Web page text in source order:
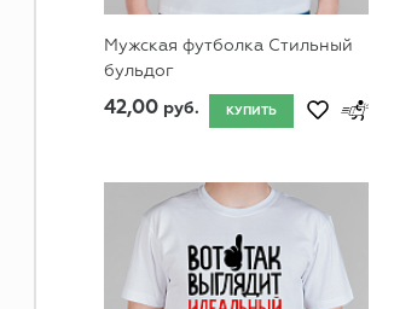
Мужская футболка Стильный
бульдог
КУПИТЬ
42,00 руб.